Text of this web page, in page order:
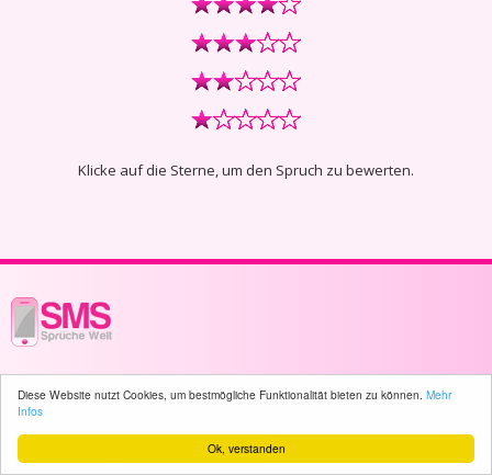
Ok, verstanden
Diese Website nutzt Cookies, um bestmögliche Funktionalität bieten zu können. Mehr
Infos
Klicke auf die Sterne, um den Spruch zu bewerten.
© 2003 - 2026 -sms-sprueche-welt.ch- All rights reserved -459 user(s)
online